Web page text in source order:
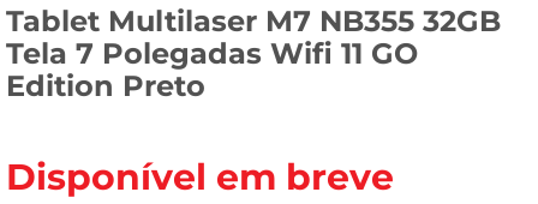
Tablet Multilaser M7 NB355 32GB
Tela 7 Polegadas Wifi 11 GO
Edition Preto
Disponível em breve
café
cerveja
leite